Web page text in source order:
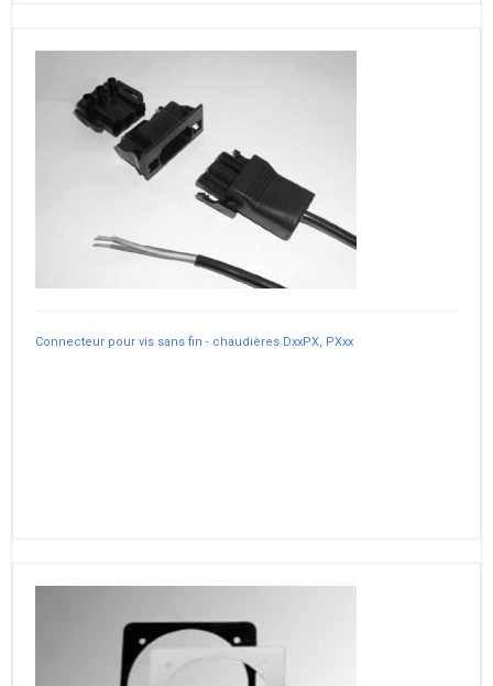
Connecteur pour vis sans fin - chaudières DxxPX, PXxx